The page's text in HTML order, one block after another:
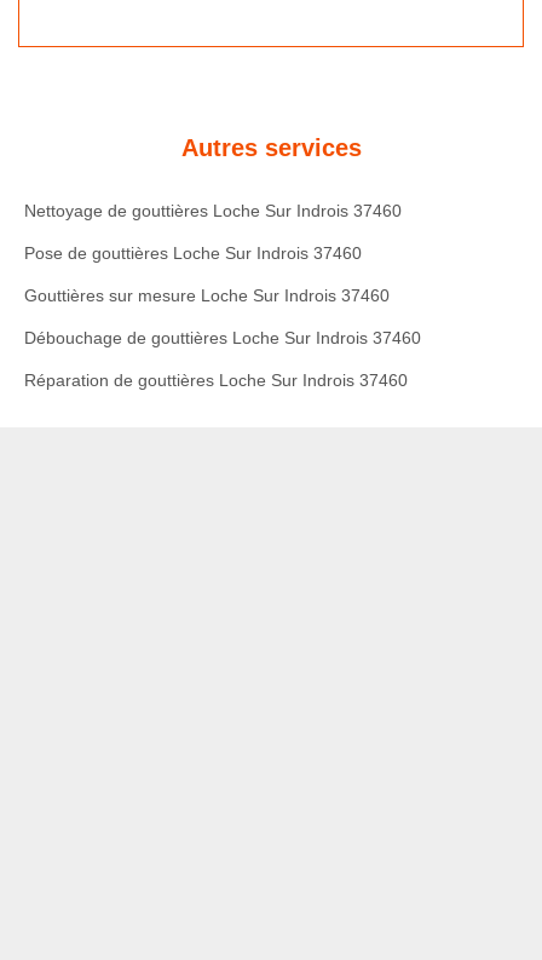
Autres services
Nettoyage de gouttières Loche Sur Indrois 37460
Pose de gouttières Loche Sur Indrois 37460
Gouttières sur mesure Loche Sur Indrois 37460
Débouchage de gouttières Loche Sur Indrois 37460
Réparation de gouttières Loche Sur Indrois 37460